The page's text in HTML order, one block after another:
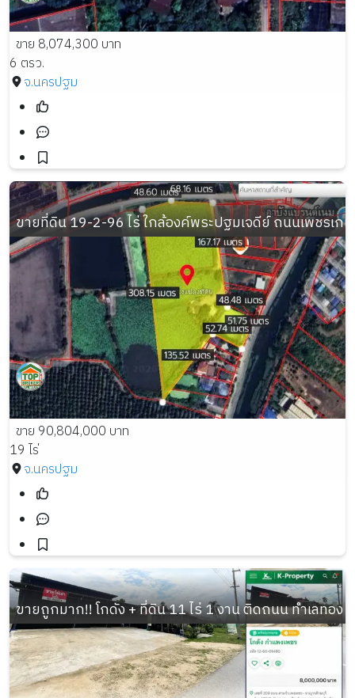
ขาย 8,074,300 บาท
6 ตรว.
จ.นครปฐม
ขายที่ดิน 19-2-96 ไร่ ใกล้องค์พระปฐมเจดีย์ ถนนเพชรเก
ขาย 90,804,000 บาท
19 ไร่
จ.นครปฐม
ขายถูกมาก!! โกดัง + ที่ดิน 11 ไร่ 1 งาน ติดถนน ทำเลทอง